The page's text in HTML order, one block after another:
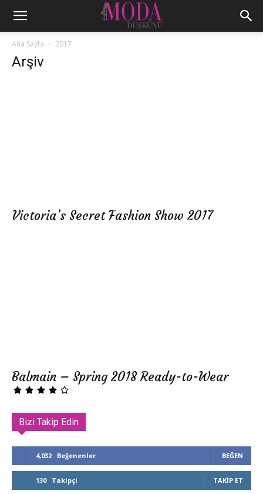
Ana Sayfa 2017
Arşiv
Victoria’s Secret Fashion Show 2017
Balmain – Spring 2018 Ready-to-Wear
Bizi Takip Edin
4,032 Beğenenler BEĞEN
130 Takipçi TAKIP ET